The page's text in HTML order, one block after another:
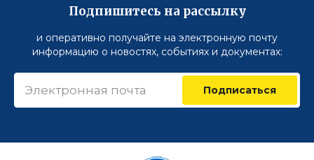
Подпишитесь на рассылку
и оперативно получайте на электронную почту
информацию о новостях, событиях и документах:
Подписаться